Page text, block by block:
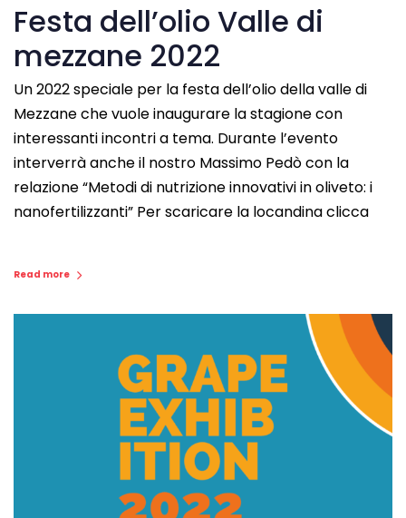
Festa dell’olio Valle di
mezzane 2022
Un 2022 speciale per la festa dell’olio della valle di
Mezzane che vuole inaugurare la stagione con
interessanti incontri a tema. Durante l’evento
interverrà anche il nostro Massimo Pedò con la
relazione “Metodi di nutrizione innovativi in oliveto: i
nanofertilizzanti” Per scaricare la locandina clicca
Read more